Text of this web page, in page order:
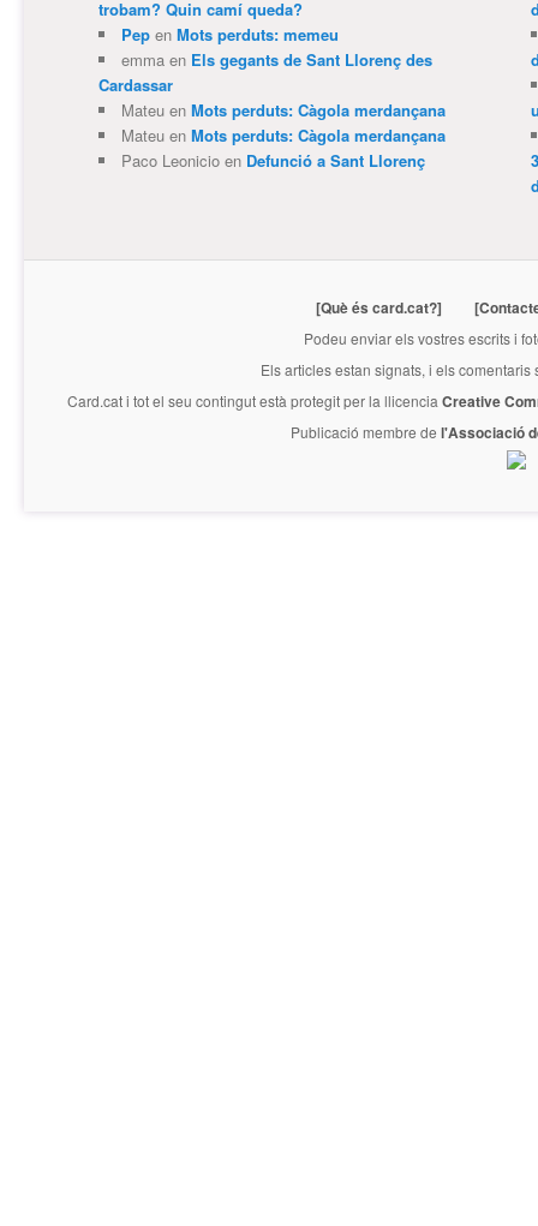
trobam? Quin camí queda?
Pepen Mots perduts: memeu
emmaen Els gegants de Sant Llorenç des
Cardassar
Mateuen Mots perduts: Càgola merdançana
Mateuen Mots perduts: Càgola merdançana
Paco Leonicioen Defunció a Sant Llorenç
[Què és card.cat?]
Podeu enviar els vostres escrits i
Els articles estan signats, i els
Card.cati tot el seu contingut està protegit per la llicencia Creative
Publicació membre de l'Associació